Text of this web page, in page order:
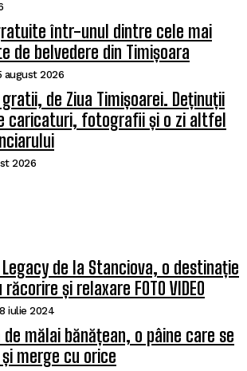
într-unul dintre cele mai
de belvedere din Timișoara
august 2026
gratii, de Ziua Timișoarei. Deținuții
caricaturi, fotografii și o zi altfel
2026
de la Stanciova, o destinație
și relaxare FOTO VIDEO
iulie 2024
mălai bănățean, o pâine care se
merge cu orice